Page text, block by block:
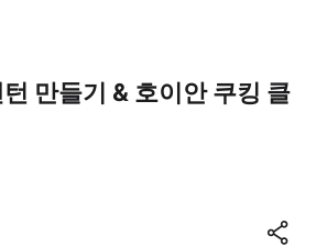
만들기 & 호이안 쿠킹 클